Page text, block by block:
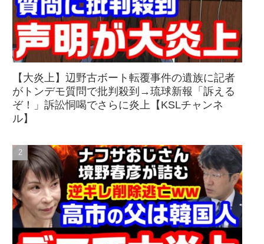
【大炎上】辺野古ボート転覆事件の遺族に記者
がトンデモ質問で批判殺到→琉球新報「訴える
ぞ！」訴訟恫喝でさらに炎上【KSLチャンネ
ル】